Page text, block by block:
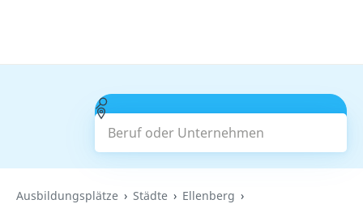
Beruf oder Unternehmen
Suchen
Ausbildungsplätze Städte
Ellenberg